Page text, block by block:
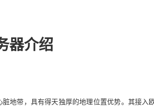
器介绍
脏地带，具有得天独厚的地理位置优势。其接入